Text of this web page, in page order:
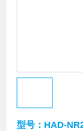
型号：HAD-